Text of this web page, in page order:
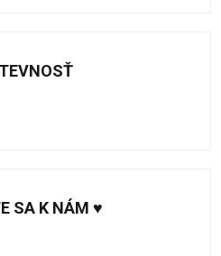
SA K NÁM ♥